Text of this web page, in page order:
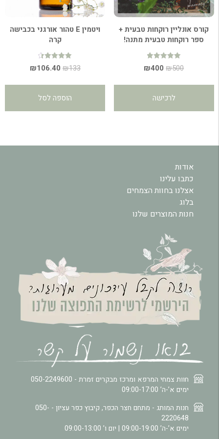
קורס אונליין רוקחות טבעית +
ספר רוקחות טבעית מתנה!
דורג
5.00₪500
המחיר
₪500.
₪400 המחיר
לרכישה
ויטמין E טהור אורגני בכבישה
קרה
דורג
4.50₪133
המחיר
₪133.
₪106.40
הוספה לסל
חוות צמחי המרפא ומרכז מבקרים זמרת - 050-2249600
ימים א’-ה’ 09:00-17:00
חנות המותג - מתחם חצר הכפר, קיבוץ כפר עציון - 050-
2220648
ימים א’-ה’ 09:00-19:00 | יום ו’ 09:00-13:00
אודות
כתבו עלינו
אצלנו בחוות הצמחים
בלוג
חנות המוצרים שלנו